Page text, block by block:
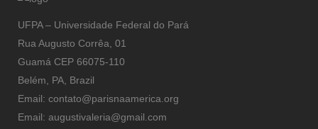
UFPA – Universidade Federal do Pará
Rua Augusto Corrêa, 01
Guamá CEP 66075-110
Belém, PA, Brazil
Email: contato@parisnaamerica.org
Email: augustivaleria@gmail.com